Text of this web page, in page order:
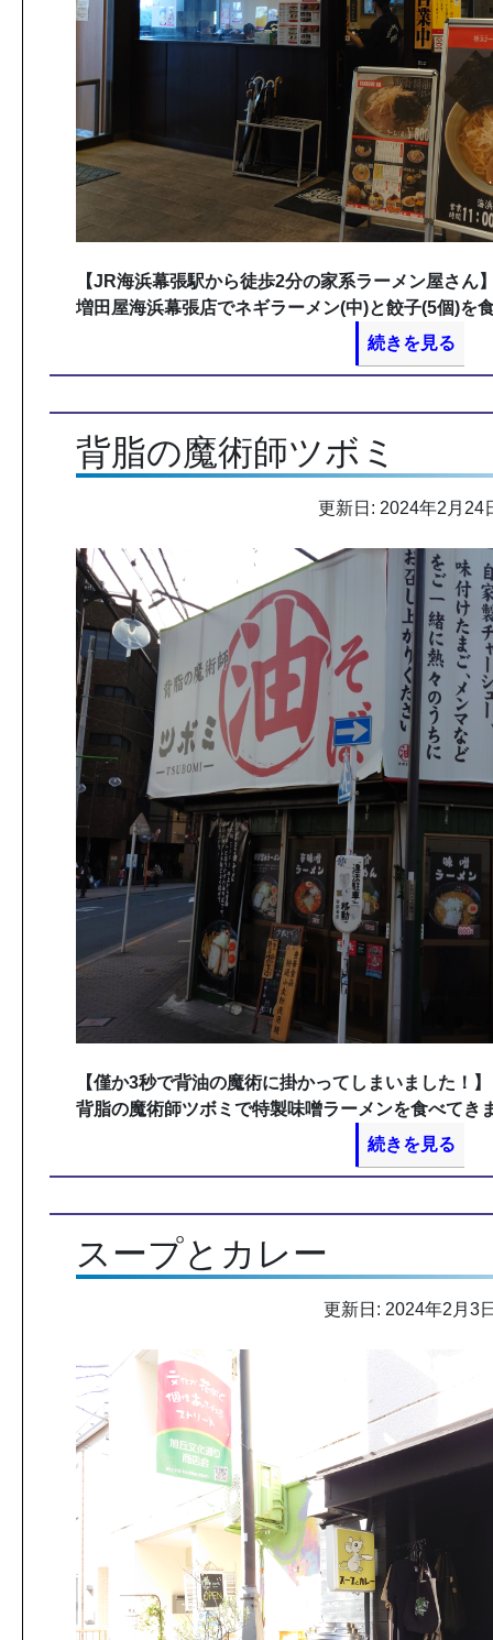
【JR海浜幕張駅から徒歩2分の家系ラーメン屋さん
増田屋海浜幕張店でネギラーメン(中)と餃子(5個)を
続きを見る
背脂の魔術師ツボミ
更新日: 2024年2月24
【僅か3秒で背油の魔術に掛かってしまいました！】
背脂の魔術師ツボミで特製味噌ラーメンを食べてき
続きを見る
スープとカレー
更新日: 2024年2月3